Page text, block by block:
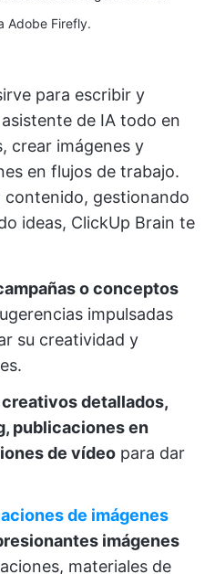
Adobe Firefly.
para escribir y
de IA todo en
crear imágenes y
en flujos de trabajo.
gestionando
ideas, ClickUp Brain te
o conceptos
impulsadas
su creatividad y
detallados,
publicaciones en
de vídeo para dar
de imágenes
imágenes
materiales de